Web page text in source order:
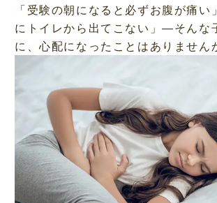
「受験の朝になると必ずお腹が痛い
にトイレから出てこない」―そんな
に、心配になったことはありません